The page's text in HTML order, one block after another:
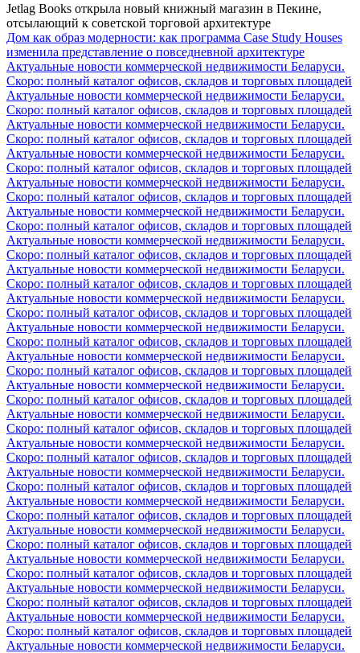
Jetlag Books открыла новый книжный магазин в Пекине,
отсылающий к советской торговой архитектуре
Дом как образ модерности: как программа Case Study Houses
изменила представление о повседневной архитектуре
Актуальные новости коммерческой недвижимости Беларуси.
Скоро: полный каталог офисов, складов и торговых площадей
Актуальные новости коммерческой недвижимости Беларуси.
Скоро: полный каталог офисов, складов и торговых площадей
Актуальные новости коммерческой недвижимости Беларуси.
Скоро: полный каталог офисов, складов и торговых площадей
Актуальные новости коммерческой недвижимости Беларуси.
Скоро: полный каталог офисов, складов и торговых площадей
Актуальные новости коммерческой недвижимости Беларуси.
Скоро: полный каталог офисов, складов и торговых площадей
Актуальные новости коммерческой недвижимости Беларуси.
Скоро: полный каталог офисов, складов и торговых площадей
Актуальные новости коммерческой недвижимости Беларуси.
Скоро: полный каталог офисов, складов и торговых площадей
Актуальные новости коммерческой недвижимости Беларуси.
Скоро: полный каталог офисов, складов и торговых площадей
Актуальные новости коммерческой недвижимости Беларуси.
Скоро: полный каталог офисов, складов и торговых площадей
Актуальные новости коммерческой недвижимости Беларуси.
Скоро: полный каталог офисов, складов и торговых площадей
Актуальные новости коммерческой недвижимости Беларуси.
Скоро: полный каталог офисов, складов и торговых площадей
Актуальные новости коммерческой недвижимости Беларуси.
Скоро: полный каталог офисов, складов и торговых площадей
Актуальные новости коммерческой недвижимости Беларуси.
Скоро: полный каталог офисов, складов и торговых площадей
Актуальные новости коммерческой недвижимости Беларуси.
Скоро: полный каталог офисов, складов и торговых площадей
Актуальные новости коммерческой недвижимости Беларуси.
Скоро: полный каталог офисов, складов и торговых площадей
Актуальные новости коммерческой недвижимости Беларуси.
Скоро: полный каталог офисов, складов и торговых площадей
Актуальные новости коммерческой недвижимости Беларуси.
Скоро: полный каталог офисов, складов и торговых площадей
Актуальные новости коммерческой недвижимости Беларуси.
Скоро: полный каталог офисов, складов и торговых площадей
Актуальные новости коммерческой недвижимости Беларуси.
Скоро: полный каталог офисов, складов и торговых площадей
Актуальные новости коммерческой недвижимости Беларуси.
Скоро: полный каталог офисов, складов и торговых площадей
Актуальные новости коммерческой недвижимости Беларуси.